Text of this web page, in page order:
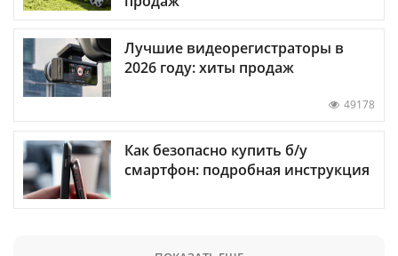
Лучшие видеорегистраторы в
2026 году: хиты продаж
49178
Как безопасно купить б/у
смартфон: подробная инструкция